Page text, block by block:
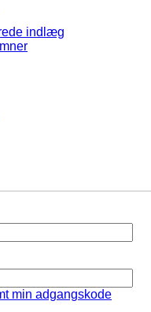
indlæg
min adgangskode